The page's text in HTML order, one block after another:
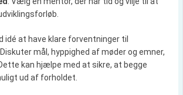
idé at have klare forventninger til
mål, hyppighed af møder og emner,
kan hjælpe med at sikre, at begge
ud af forholdet.